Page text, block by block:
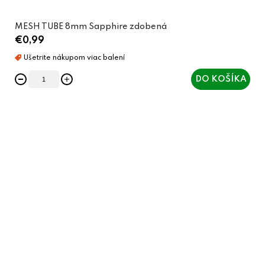
MESH TUBE 8mm Sapphire zdobená
€0,99
DO KOŠÍKA